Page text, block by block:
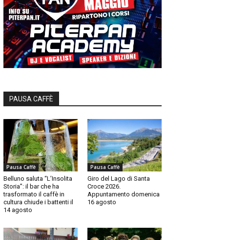
PAUSA CAFFÈ
Pausa Caffè
Belluno saluta “L’Insolita
Storia”: il bar che ha
trasformato il caffè in
cultura chiude i battenti il
14 agosto
Pausa Caffè
Giro del Lago di Santa
Croce 2026.
Appuntamento domenica
16 agosto